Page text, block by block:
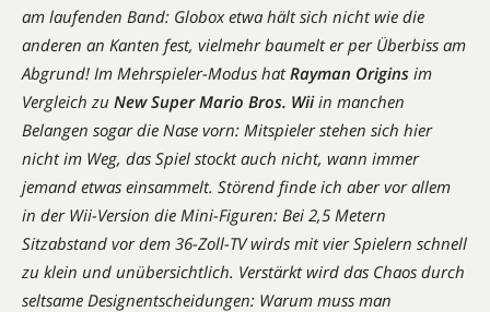
am laufenden Band: Globox etwa hält sich nicht wie die
anderen an Kanten fest, vielmehr baumelt er per Überbiss am
Abgrund! Im Mehrspieler-Modus hatRayman Origins im
Vergleich zu New Super Mario Bros. Wiiin manchen
Belangen sogar die Nase vorn: Mitspieler stehen sich hier
nicht im Weg, das Spiel stockt auch nicht, wann immer
jemand etwas einsammelt. Störend finde ich aber vor allem
in der Wii-Version die Mini-Figuren: Bei 2,5 Metern
Sitzabstand vor dem 36-Zoll-TV wirds mit vier Spielern schnell
zu klein und unübersichtlich. Verstärkt wird das Chaos durch
seltsame Designentscheidungen: Warum muss man